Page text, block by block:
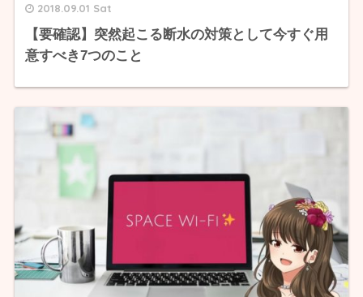
2018.09.01 Sat
【要確認】突然起こる断水の対策として今すぐ用
意すべき7つのこと